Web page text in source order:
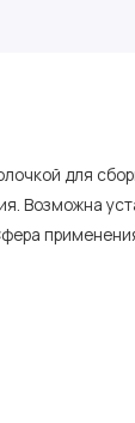
для
Возможна